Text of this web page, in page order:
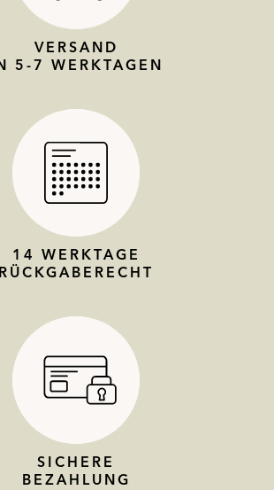
VERSAND
5-7 WERKTAGEN
14 WERKTAGE
RÜCKGABERECHT
SICHERE
BEZAHLUNG